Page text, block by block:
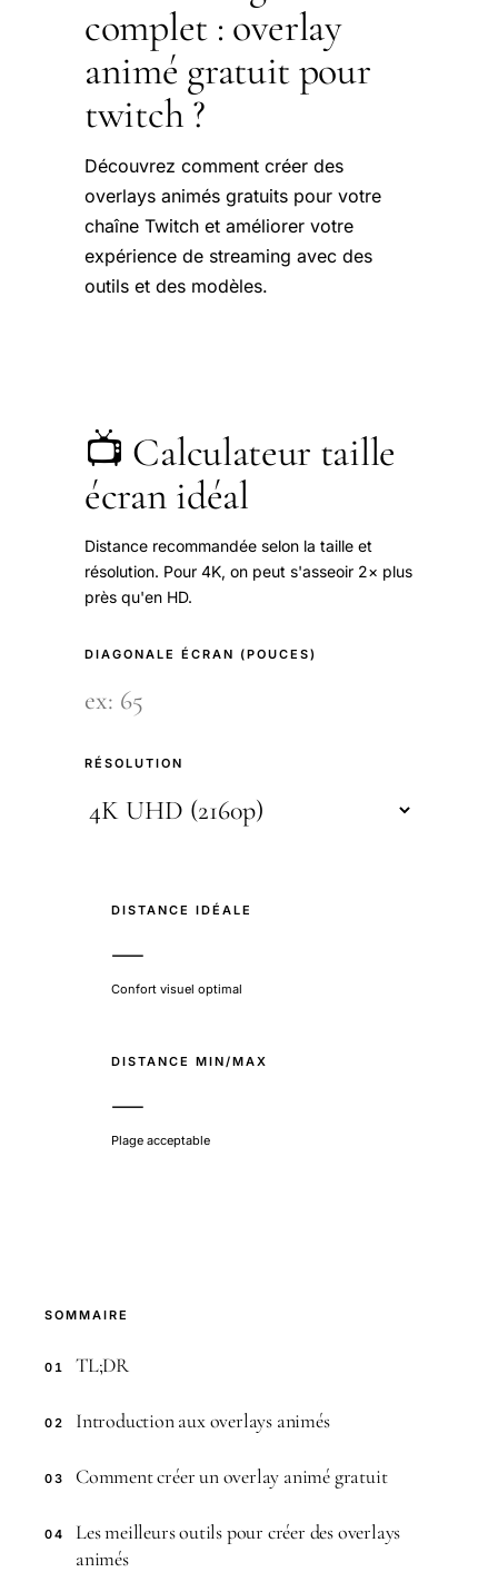
complet : overlay
animé gratuit pour
twitch ?
Découvrez comment créer des
overlays animés gratuits pour votre
chaîne Twitch et améliorer votre
expérience de streaming avec des
outils et des modèles.
📺 Calculateur taille
écran idéal
Distance recommandée selon la taille et
résolution. Pour 4K, on peut s'asseoir 2× plus
près qu'en HD.
DIAGONALE ÉCRAN (POUCES)
RÉSOLUTION
DISTANCE IDÉALE
—
Confort visuel optimal
DISTANCE MIN/MAX
—
Plage acceptable
SOMMAIRE
01 TL;DR
02 Introduction aux overlays animés
03 Comment créer un overlay animé gratuit
04
Les meilleurs outils pour créer des overlays
animés